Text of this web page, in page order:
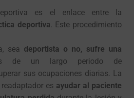
es el enlace entre la
deportiva. Este procedimiento
sea deportista o no, sufre una
de un largo periodo de
sus ocupaciones diarias. La
es ayudar al paciente